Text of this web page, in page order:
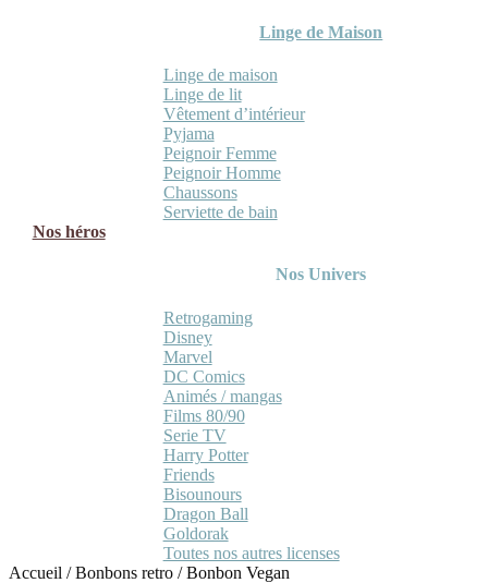
Linge de Maison
Linge de maison
Linge de lit
Vêtement d’intérieur
Pyjama
Peignoir Femme
Peignoir Homme
Chaussons
Serviette de bain
Nos héros
Nos Univers
Retrogaming
Disney
Marvel
DC Comics
Animés / mangas
Films 80/90
Serie TV
Harry Potter
Friends
Bisounours
Dragon Ball
Goldorak
Toutes nos autres licenses
Accueil /Bonbons retro /Bonbon Vegan